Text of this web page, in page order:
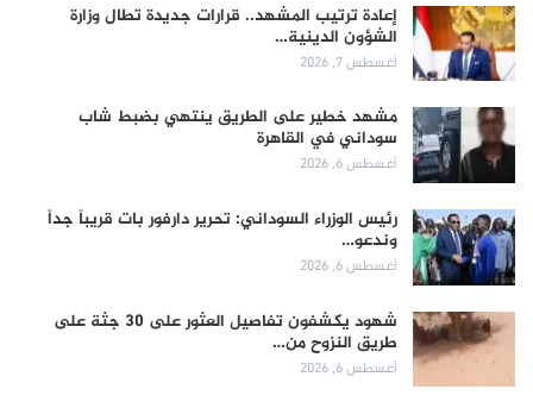
إعادة ترتيب المشهد.. قرارات جديدة تطال وزارة
الشؤون الدينية…
أغسطس 7, 2026
مشهد خطير على الطريق ينتهي بضبط شاب
سوداني في القاهرة
أغسطس 6, 2026
رئيس الوزراء السوداني: تحرير دارفور بات قريباً جداً
وندعو…
أغسطس 6, 2026
شهود يكشفون تفاصيل العثور على 30 جثة على
طريق النزوح من…
أغسطس 6, 2026